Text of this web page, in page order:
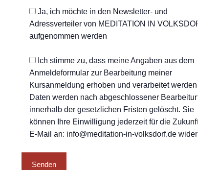
Ja, ich möchte in den Newsletter- und
Adressverteiler von MEDITATION IN VOLKSDORF
aufgenommen werden
Ich stimme zu, dass meine Angaben aus dem
Anmeldeformular zur Bearbeitung meiner
Kursanmeldung erhoben und verarbeitet werden. Die
Daten werden nach abgeschlossener Bearbeitung
innerhalb der gesetzlichen Fristen gelöscht. Sie
können Ihre Einwilligung jederzeit für die Zukunft per
E-Mail an: info@meditation-in-volksdorf.de widerrufen.